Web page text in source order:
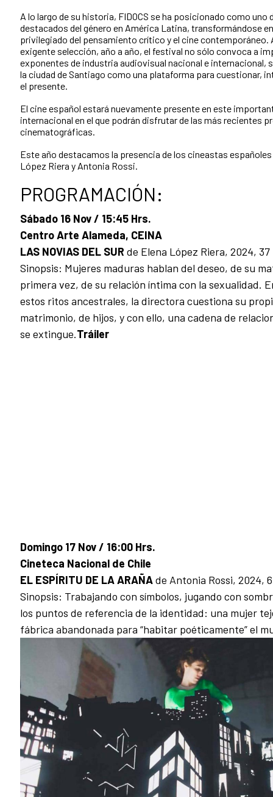
A lo largo de su historia, FIDOCS se ha posicionado como
destacados del género en América Latina, transformándose
privilegiado del pensamiento crítico y el cine contemporáneo.
exigente selección, año a año, el festival no sólo convoca a
exponentes de industria audiovisual nacional e internacional,
la ciudad de Santiago como una plataforma para cuestionar,
el presente.
El cine español estará nuevamente presente en este
internacional en el que podrán disfrutar de las más recientes
cinematográficas.
Este año destacamos la presencia de los cineastas españoles
López Riera y Antonia Rossi.
PROGRAMACIÓN:
Sábado 16 Nov / 15:45 Hrs.
Centro Arte Alameda, CEINA
LAS NOVIAS DEL SUR de Elena López Riera, 2024, 37
Sinopsis: Mujeres maduras hablan del deseo, de su
primera vez, de su relación íntima con la sexualidad.
estos ritos ancestrales, la directora cuestiona su
matrimonio, de hijos, y con ello, una cadena de
se extingue.Tráiler
Domingo 17 Nov / 16:00 Hrs.
Cineteca Nacional de Chile
EL ESPÍRITU DE LA ARAÑAde Antonia Rossi, 2024,
Sinopsis: Trabajando con símbolos, jugando con
los puntos de referencia de la identidad: una mujer
fábrica abandonada para “habitar poéticamente” el